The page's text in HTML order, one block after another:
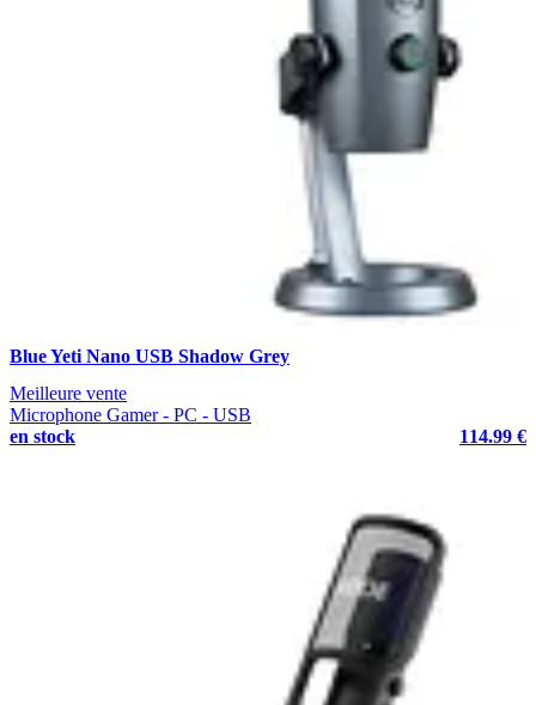
Blue Yeti Nano USB Shadow Grey
Meilleure vente
Microphone Gamer - PC - USB
en stock
114.99 €